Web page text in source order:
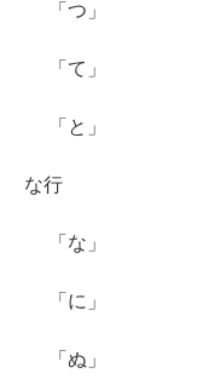
「つ」
「て」
「と」
な行
「な」
「に」
「ぬ」